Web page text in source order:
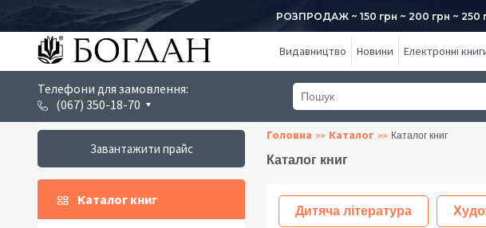
РОЗПРОДАЖ ~ 150 грн ~ 200 грн ~
Видавництво Новини Електронні
Телефони для замовлення:
(067) 350-18-70
Завантажити прайс
Каталог книг
Головна Каталог Каталог книг
Каталог книг
Дитяча література